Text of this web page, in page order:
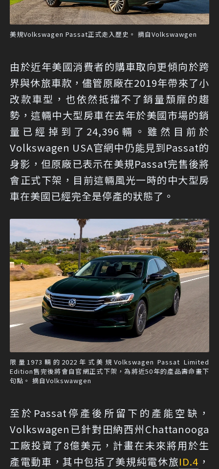
美規Volkswagen Passat正式走入歷史。 摘自Volkswawgen
由於近年美國消費者的購車取向更傾向於跨
界與休旅車款，儘管原廠在2019年帶來了小
改款車型，也依然抵擋不了銷量頹靡的趨
勢，這輛中大型房車在去年於美國市場的銷
量已經掉到了24,396輛。雖然目前於
Volkswagen USA官網中仍能見到Passat的
身影，但原廠已表示在美規Passat完售後將
會正式下架，目前這輛風光一時的中大型房
車在美國已經完全是停產的狀態了。
限量1973輛的2022年式美規Volkswagen Passat Limited
Edition售完後將會自官網正式下架，為將近50年的產品壽命畫下
句點。 摘自Volkswawgen
至於Passat停產後所留下的產能空缺，
Volkswagen已針對田納西州Chattanooga
工廠投資了8億美元，計畫在未來將用於生
產電動車，其中包括了美規純電休旅ID.4 ，